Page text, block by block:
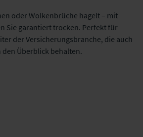
oder Wolkenbrüche hagelt – mit
Sie garantiert trocken. Perfekt für
der Versicherungsbranche, die auch
Überblick behalten.